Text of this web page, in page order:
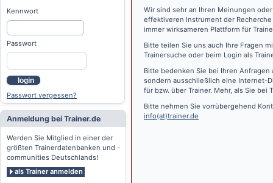
Kennwort
Passwort
login
Passwort vergessen?
Anmeldung bei Trainer.de
Werden Sie Mitglied in einer der
größten Trainerdatenbanken und -
communities Deutschlands!
als Trainer anmelden
Wir sind sehr an Ihren Meinungen
effektiveren Instrument der
immer wirksameren Plattform für
Bitte teilen Sie uns auch Ihre Fragen
Trainersuche oder beim Login als
Bitte bedenken Sie bei Ihren
sondern ausschließlich eine Internet-
für bzw. über Trainer. Mehr, als Sie bei
Bitte nehmen Sie vorrübergehend
info(at)trainer.de